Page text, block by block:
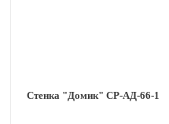
Стенка "Домик" СР-АД-66-1